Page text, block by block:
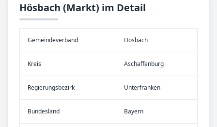
Hösbach (Markt) im Detail
Gemeinde­verband Hösbach
Kreis Aschaffenburg
Re­gier­ungs­bezirk Unterfranken
Bundes­land Bayern